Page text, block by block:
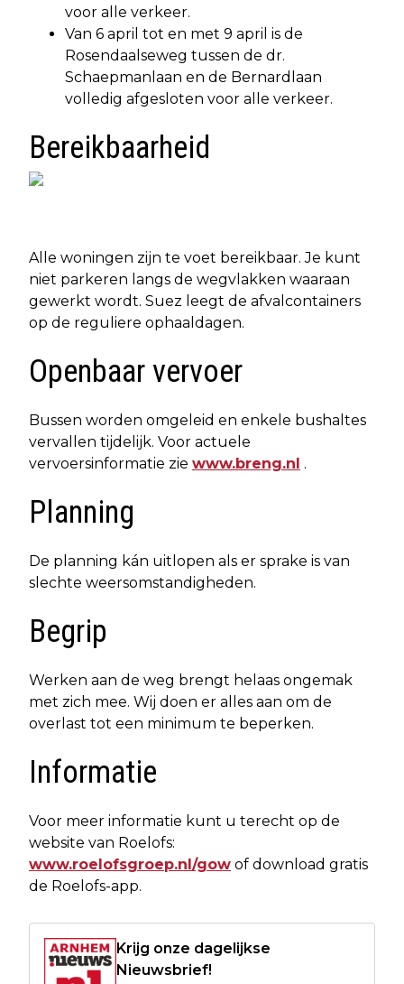
voor alle verkeer.
Van 6 april tot en met 9 april is de
Rosendaalseweg tussen de dr.
Schaepmanlaan en de Bernardlaan
volledig afgesloten voor alle verkeer.
Bereikbaarheid
Alle woningen zijn te voet bereikbaar. Je kunt
niet parkeren langs de wegvlakken waaraan
gewerkt wordt. Suez leegt de afvalcontainers
op de reguliere ophaaldagen.
Openbaar vervoer
Bussen worden omgeleid en enkele bushaltes
vervallen tijdelijk. Voor actuele
vervoersinformatie zie www.breng.nl .
Planning
De planning kán uitlopen als er sprake is van
slechte weersomstandigheden.
Begrip
Werken aan de weg brengt helaas ongemak
met zich mee. Wij doen er alles aan om de
overlast tot een minimum te beperken.
Informatie
Voor meer informatie kunt u terecht op de
website van Roelofs:
www.roelofsgroep.nl/gow of download gratis
de Roelofs-app.
Krijg onze dagelijkse
Nieuwsbrief!